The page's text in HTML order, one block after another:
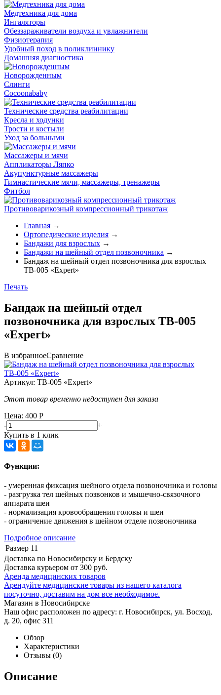
Медтехника для дома
Ингаляторы
Обеззараживатели воздуха и увлажнители
Физиотерапия
Удобный поход в поликлиннику
Домашняя диагностика
Новорожденным
Слинги
Cocoonababy
Технические средства реабилитации
Кресла и ходунки
Трости и костыли
Уход за больными
Массажеры и мячи
Аппликаторы Ляпко
Акупунктурные массажеры
Гимнастические мячи, массажеры, тренажеры
Фитбол
Противоварикозный компрессионный трикотаж
Главная →
Ортопедические изделия →
Бандажи для взрослых →
Бандажи на шейный отдел позвоночника →
Бандаж на шейный отдел позвоночника для взрослых
ТВ-005 «Expert»
Печать
Бандаж на шейный отдел
позвоночника для взрослых ТВ-005
«Expert»
В избранноеСравнение
Артикул: ТВ-005 «Expert»
Этот товар временно недоступен для заказа
Цена: 400 Р
-
+
Купить в 1 клик
Функции:
- умеренная фиксация шейного отдела позвоночника и головы
- разгрузка тел шейных позвонков и мышечно-связочного
аппарата шеи
- нормализация кровообращения головы и шеи
- ограничение движения в шейном отделе позвоночника
Подробное описание
Размер 11
Доставка по Новосибирску и Бердску
Доставка курьером от 300 руб.
Аренда медицинских товаров
Арендуйте медицинские товары из нашего каталога
посуточно, доставим на дом все необходимое.
Магазин в Новосибирске
Наш офис расположен по адресу: г. Новосибирск, ул. Восход,
д. 20, офис 311
Обзор
Характеристики
Отзывы (0)
Описание